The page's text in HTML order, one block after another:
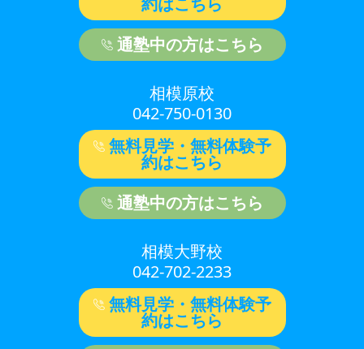
通塾中の方はこちら
相模原校
042-750-0130
無料見学・無料体験予
約はこちら
通塾中の方はこちら
相模大野校
042-702-2233
無料見学・無料体験予
約はこちら